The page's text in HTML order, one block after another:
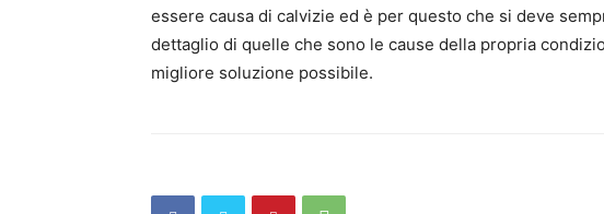
essere causa di calvizie ed è per questo che si deve
dettaglio di quelle che sono le cause della propria
migliore soluzione possibile.